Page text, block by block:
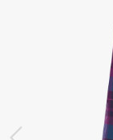
前の画像